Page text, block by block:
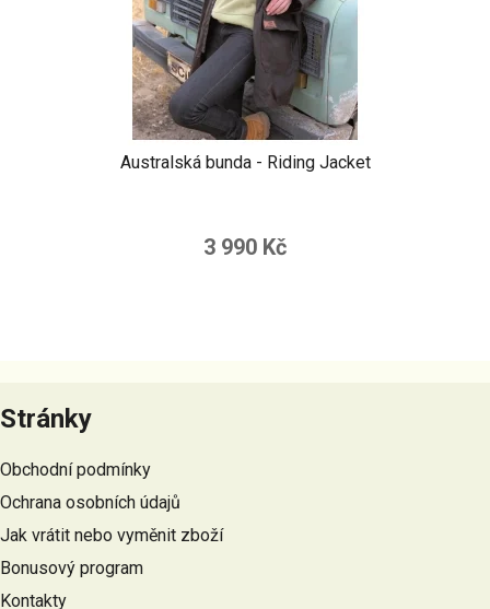
Australská bunda - Riding Jacket
3 990 Kč
á
p
a
í
Stránky
Obchodní podmínky
Ochrana osobních údajů
Jak vrátit nebo vyměnit zboží
Bonusový program
Kontakty